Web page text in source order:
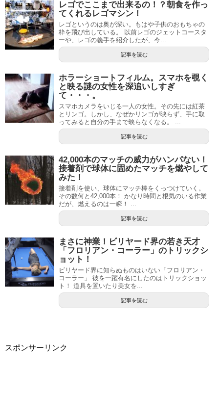
レゴでここまで出来るの！？朝食を作っ
てくれるレゴマシン！
レゴというのは奥が深い。もはや子供のおもちゃの
枠を飛び出している。 以前レゴのジェットコースタ
ーや、レゴの義手を紹介したが、今...
記事を読む
ホラーショートフィルム。スマホを覗く
と映る謎の女性を深追いしすぎ
て・・・。
スマホカメラをいじる一人の女性。その先には紅茶
とリンゴ。しかし、なぜかリンゴが映らず、手に取
ってみると自分の手まで映らなくなる。 ...
記事を読む
42,000本のマッチの威力がハンパない！
接着剤で球体に固めたマッチを燃やして
みた！
接着剤を使い、球体にマッチ棒をくっつけていく。
その数何と42,000本！ かなり時間と根気のいる作業
だが、燃えるのは一瞬！ ...
記事を読む
まさに神業！ビリヤード界の若き天才
「フロリアン・コーラー」のトリックシ
ョット！
ビリヤード界に知らぬものはいない「フロリアン・
コーラー」 彼を一躍有名にしたのはトリックショッ
ト！ 道具を置いたり美女を...
記事を読む
スポンサーリンク